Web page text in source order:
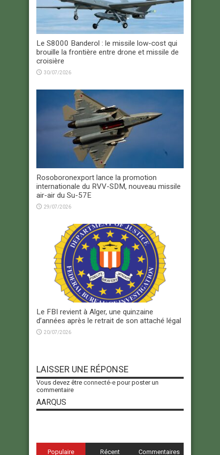
Le S8000 Banderol : le missile low-cost qui
brouille la frontière entre drone et missile de
croisière
30/07/2026
Rosoboronexport lance la promotion
internationale du RVV-SDM, nouveau missile
air-air du Su-57E
29/07/2026
Le FBI revient à Alger, une quinzaine
d’années après le retrait de son attaché légal
20/07/2026
LAISSER UNE RÉPONSE
Vous devez être connecté-e pour poster un
commentaire
AARQUS
Populaire Récent Commentaires